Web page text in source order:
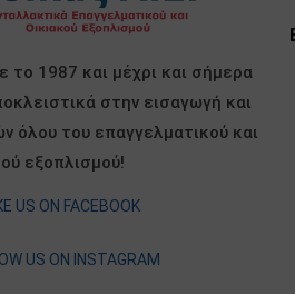
το 1987 και μέχρι και σήμερα
στην εισαγωγή και
όλου του επαγγελματικού και
εξοπλισμού!
US ON FACEBOOK
US ON INSTAGRAM